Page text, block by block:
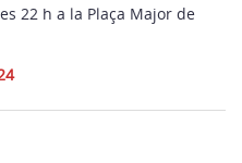
22 h a la Plaça Major de